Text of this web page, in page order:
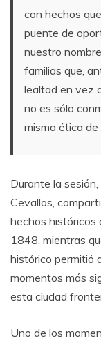
con hechos
puente de
nuestro
familias que,
lealtad en vez
no es sólo
misma ética de
Durante la
Cevallos,
hechos históricos
1848, mientras
histórico permitió
momentos más
esta ciudad
Uno de los